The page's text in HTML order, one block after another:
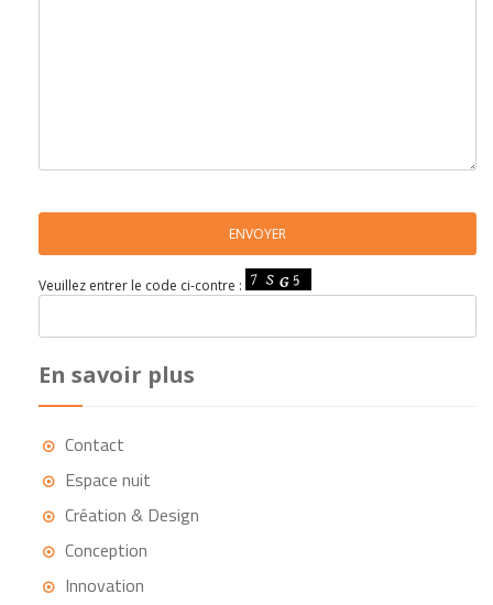
Veuillez entrer le code ci-contre :
En savoir plus
Contact
Espace nuit
Création & Design
Conception
Innovation